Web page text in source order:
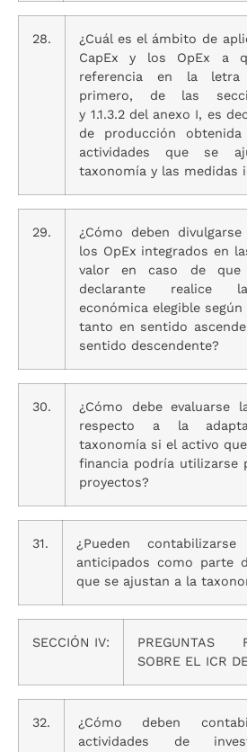
28.
¿Cuál es el ámbito de
CapEx y los OpEx a
referencia en la letra
primero, de las
y 1.1.3.2 del anexo I, es
de producción
actividades que se
taxonomía y las medidas
29.
¿Cómo deben
los OpEx integrados en
valor en caso de que
declarante realice
económica elegible
tanto en sentido
sentido descendente?
30.
¿Cómo debe evaluarse
respecto a la
taxonomía si el activo
financia podría utilizarse
proyectos?
31.
¿Pueden
anticipados como parte
que se ajustan a la
SECCIÓN IV:
PREGUNTAS
SOBRE EL ICR
32.
¿Cómo deben
actividades de